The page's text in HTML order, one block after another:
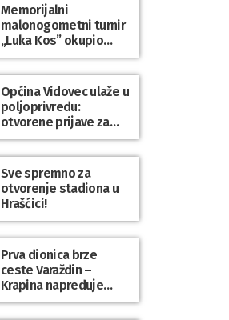
Memorijalni
malonogometni turnir
„Luka Kos” okupio
brojne ekipe i
posjetitelje u Sudovcu
Općina Vidovec ulaže u
poljoprivredu:
otvorene prijave za
općinske potpore
Sve spremno za
otvorenje stadiona u
Hrašćici!
Prva dionica brze
ceste Varaždin –
Krapina napreduje
prema planu